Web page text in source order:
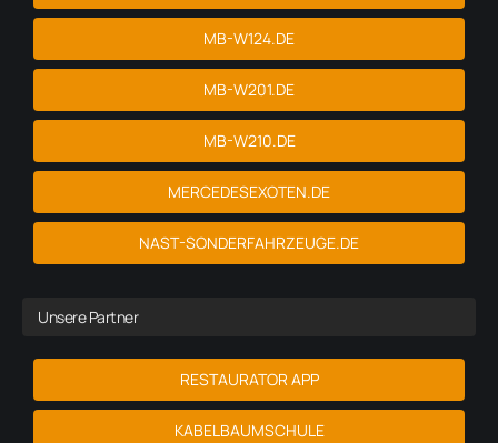
MB-W124.DE
MB-W201.DE
MB-W210.DE
MERCEDESEXOTEN.DE
NAST-SONDERFAHRZEUGE.DE
Unsere Partner
RESTAURATOR APP
KABELBAUMSCHULE